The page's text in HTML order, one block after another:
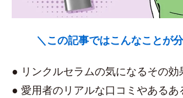
＼この記事ではこんなことが
● リンクルセラムの気になるその効
● 愛用者のリアルな口コミやあるあ